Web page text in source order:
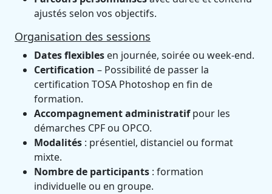
ajustés selon vos objectifs.
Organisation des sessions
Dates flexibles en journée, soirée ou week-end.
Certification – Possibilité de passer la
certification TOSA Photoshop en fin de
formation.
Accompagnement administratifpour les
démarches CPF ou OPCO.
Modalités : présentiel, distanciel ou format
mixte.
Nombre de participants : formation
individuelle ou en groupe.